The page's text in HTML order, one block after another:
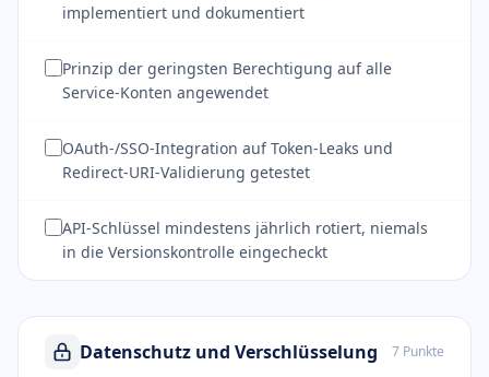
implementiert und dokumentiert
Prinzip der geringsten Berechtigung auf alle
Service-Konten angewendet
OAuth-/SSO-Integration auf Token-Leaks und
Redirect-URI-Validierung getestet
API-Schlüssel mindestens jährlich rotiert, niemals
in die Versionskontrolle eingecheckt
Datenschutz und Verschlüsselung 7 Punkte